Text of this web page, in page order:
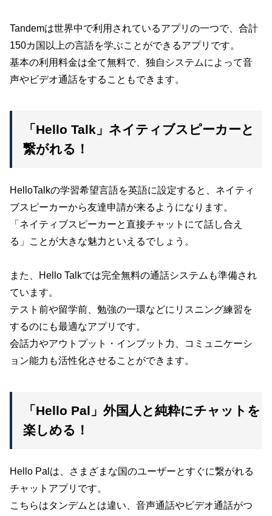
Tandemは世界中で利用されているアプリの一つで、合計
150カ国以上の言語を学ぶことができるアプリです。
基本の利用料金は全て無料で、独自システムによって音
声やビデオ通話をすることもできます。
「Hello Talk」ネイティブスピーカーと
繋がれる！
HelloTalkの学習希望言語を英語に設定すると、ネイティ
ブスピーカーから友達申請が来るようになります。
「ネイティブスピーカーと直接チャットにて話し合え
る」ことが大きな魅力といえるでしょう。
また、Hello Talkでは完全無料の通話システムも準備され
ています。
テスト前や留学前、勉強の一環などにリスニング練習を
するのにも最適なアプリです。
会話力やアウトプット・インプット力、コミュニケーシ
ョン能力も活性化させることができます。
「Hello Pal」外国人と純粋にチャットを
楽しめる！
Hello Palは、さまざまな国のユーザーとすぐに繋がれる
チャットアプリです。
こちらはタンデムとは違い、音声通話やビデオ通話がつ